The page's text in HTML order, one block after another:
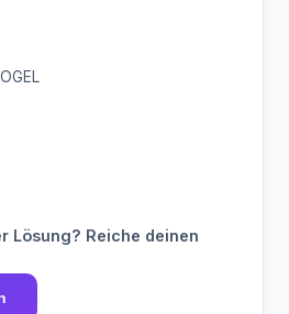
Lösung? Reiche deinen